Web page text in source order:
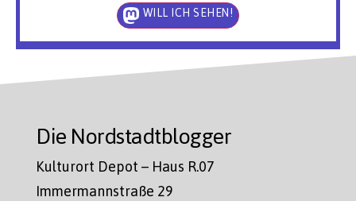
WILL ICH SEHEN!
Die Nordstadtblogger
Kulturort Depot – Haus R.07
Immermannstraße 29